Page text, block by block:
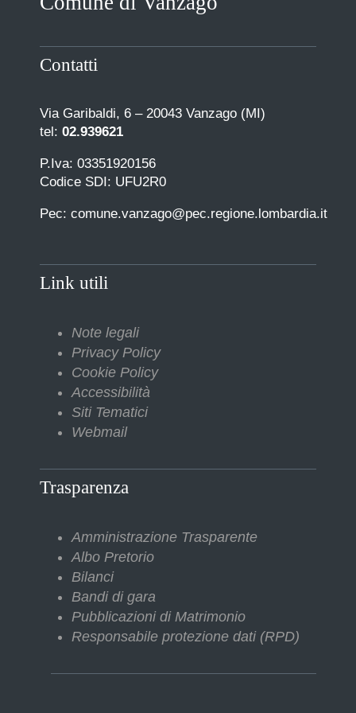
Contatti
Via Garibaldi, 6 – 20043 Vanzago (MI)
tel: 02.939621
P.Iva: 03351920156
Codice SDI: UFU2R0
Pec: comune.vanzago@pec.regione.lombardia.it
Link utili
Note legali
Privacy Policy
Cookie Policy
Accessibilità
Siti Tematici
Webmail
Trasparenza
Amministrazione Trasparente
Albo Pretorio
Bilanci
Bandi di gara
Pubblicazioni di Matrimonio
Responsabile protezione dati (RPD)